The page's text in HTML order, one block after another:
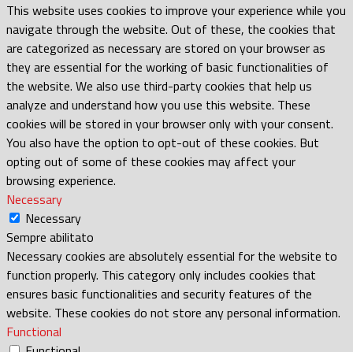
This website uses cookies to improve your experience while you
navigate through the website. Out of these, the cookies that
are categorized as necessary are stored on your browser as
they are essential for the working of basic functionalities of
the website. We also use third-party cookies that help us
analyze and understand how you use this website. These
cookies will be stored in your browser only with your consent.
You also have the option to opt-out of these cookies. But
opting out of some of these cookies may affect your
browsing experience.
Necessary
Necessary
Sempre abilitato
Necessary cookies are absolutely essential for the website to
function properly. This category only includes cookies that
ensures basic functionalities and security features of the
website. These cookies do not store any personal information.
Functional